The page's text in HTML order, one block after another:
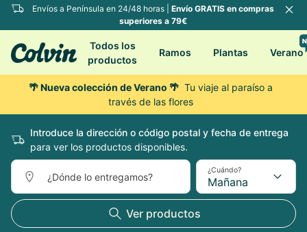
Envíos a Península en 24/48 horas |Envío GRATIS en compras
superiores a 79€
Todos los
productos
Ramos Plantas Verano
🌴 Nueva colección de Verano 🌴 Tu viaje al paraíso a
través de las flores
Introduce la dirección o código postal y fecha de entrega
para ver los productos disponibles.
¿Dónde lo entregamos?
¿Cuándo?
Mañana
Ver productos